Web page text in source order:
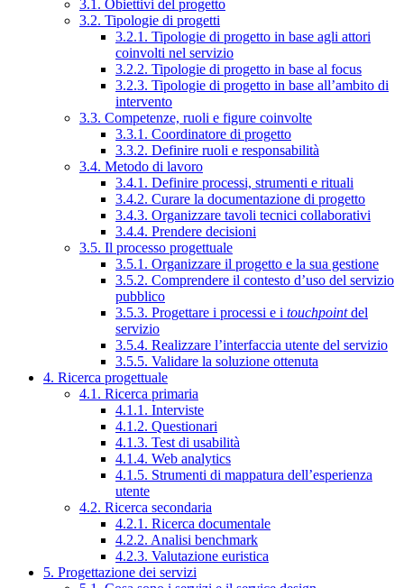
3.1. Obiettivi del progetto
3.2. Tipologie di progetti
3.2.1. Tipologie di progetto in base agli attori
coinvolti nel servizio
3.2.2. Tipologie di progetto in base al focus
3.2.3. Tipologie di progetto in base all’ambito di
intervento
3.3. Competenze, ruoli e figure coinvolte
3.3.1. Coordinatore di progetto
3.3.2. Definire ruoli e responsabilità
3.4. Metodo di lavoro
3.4.1. Definire processi, strumenti e rituali
3.4.2. Curare la documentazione di progetto
3.4.3. Organizzare tavoli tecnici collaborativi
3.4.4. Prendere decisioni
3.5. Il processo progettuale
3.5.1. Organizzare il progetto e la sua gestione
3.5.2. Comprendere il contesto d’uso del servizio
pubblico
3.5.3. Progettare i processi e i touchpointdel
servizio
3.5.4. Realizzare l’interfaccia utente del servizio
3.5.5. Validare la soluzione ottenuta
4. Ricerca progettuale
4.1. Ricerca primaria
4.1.1. Interviste
4.1.2. Questionari
4.1.3. Test di usabilità
4.1.4. Web analytics
4.1.5. Strumenti di mappatura dell’esperienza
utente
4.2. Ricerca secondaria
4.2.1. Ricerca documentale
4.2.2. Analisi benchmark
4.2.3. Valutazione euristica
5. Progettazione dei servizi